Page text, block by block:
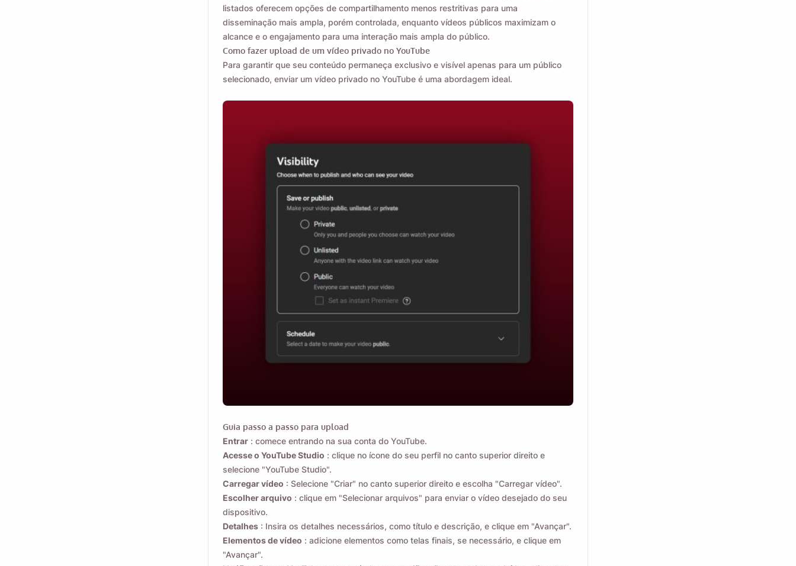
listados oferecem opções de compartilhamento menos restritivas para uma
disseminação mais ampla, porém controlada, enquanto vídeos públicos maximizam o
alcance e o engajamento para uma interação mais ampla do público.
Como fazer upload de um vídeo privado no YouTube
Para garantir que seu conteúdo permaneça exclusivo e visível apenas para um público
selecionado, enviar um vídeo privado no YouTube é uma abordagem ideal.
Guia passo a passo para upload
Entrar : comece entrando na sua conta do YouTube.
Acesse o YouTube Studio : clique no ícone do seu perfil no canto superior direito e
selecione "YouTube Studio".
Carregar vídeo : Selecione "Criar" no canto superior direito e escolha "Carregar vídeo".
Escolher arquivo : clique em "Selecionar arquivos" para enviar o vídeo desejado do seu
dispositivo.
Detalhes : Insira os detalhes necessários, como título e descrição, e clique em "Avançar".
Elementos de vídeo : adicione elementos como telas finais, se necessário, e clique em
"Avançar".
Lembre-me 🔔
Envie a si mesmo um lembrete para baixar o Viddly quando voltar ao MacOS ou
Windows PC.